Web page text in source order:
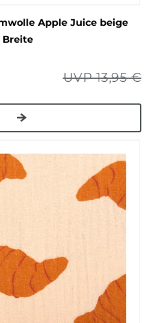
Apple Juice beige
Breite
UVP 13,95 €